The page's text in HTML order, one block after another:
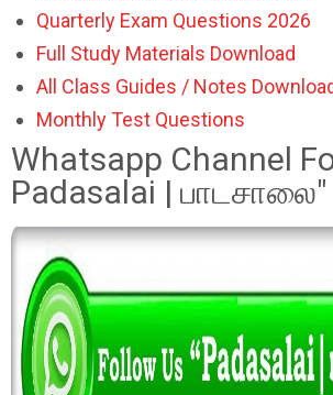
Quarterly Exam Questions 2026
Full Study Materials Download
All Class Guides / Notes
Monthly Test Questions
Whatsapp Channel
Padasalai | பாடசாலை"